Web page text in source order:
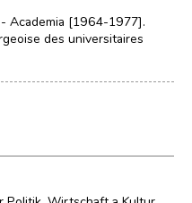
Academia [1964-1977].
des universitaires